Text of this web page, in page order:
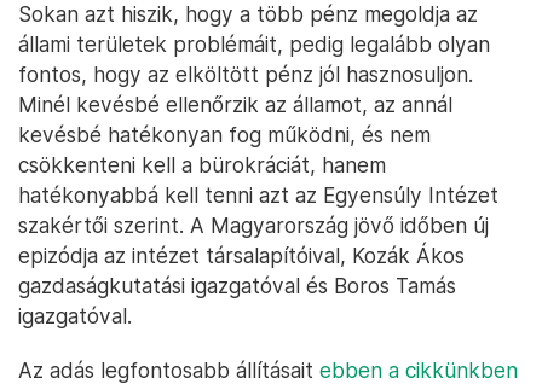
Sokan azt hiszik, hogy a több pénz megoldja az
állami területek problémáit, pedig legalább olyan
fontos, hogy az elköltött pénz jól hasznosuljon.
Minél kevésbé ellenőrzik az államot, az annál
kevésbé hatékonyan fog működni, és nem
csökkenteni kell a bürokráciát, hanem
hatékonyabbá kell tenni azt az Egyensúly Intézet
szakértői szerint. A Magyarország jövő időben új
epizódja az intézet társalapítóival, Kozák Ákos
gazdaságkutatási igazgatóval és Boros Tamás
igazgatóval.
Az adás legfontosabb állításait ebben a cikkünkben